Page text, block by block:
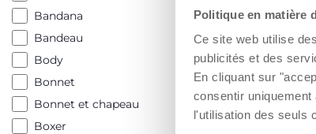
Politique en matière
Ce site web utilise
publicités et des
En cliquant sur
consentir
l'utilisation des seuls
Bandana
Bandeau
Body
Bonnet
Bonnet et chapeau
Boxer